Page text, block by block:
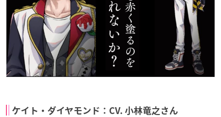
ケイト・ダイヤモンド：CV. 小林竜之さん